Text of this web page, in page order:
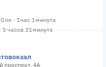
· 1 час 1 минута
часов 21 минута
проспект, 4А